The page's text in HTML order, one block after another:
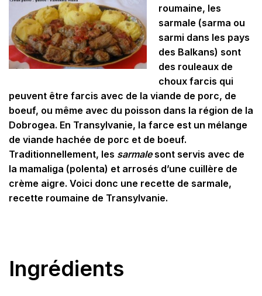
roumaine, les
sarmale (sarma ou
sarmi dans les pays
des Balkans) sont
des rouleaux de
choux farcis qui
peuvent être farcis avec de la viande de porc, de
boeuf, ou même avec du poisson dans la région de la
Dobrogea. En Transylvanie, la farce est un mélange
de viande hachée de porc et de boeuf.
Traditionnellement, les sarmalesont servis avec de
la mamaliga (polenta) et arrosés d’une cuillère de
crème aigre. Voici donc une recette de sarmale,
recette roumaine de Transylvanie.
Ingrédients